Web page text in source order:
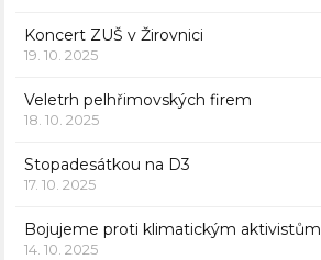
Koncert ZUŠ v Žirovnici
19. 10. 2025
Veletrh pelhřimovských firem
18. 10. 2025
Stopadesátkou na D3
17. 10. 2025
Bojujeme proti klimatickým aktivistům
14. 10. 2025